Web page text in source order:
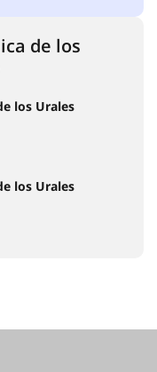
de los
los Urales
los Urales